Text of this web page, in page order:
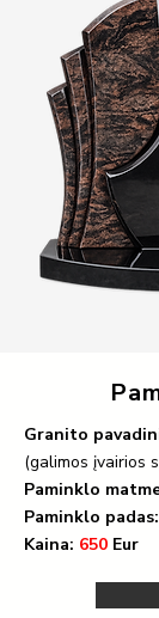
Granito
(galimos įvairios
Paminklo
Paminklo padas:
Kaina: 650 Eur